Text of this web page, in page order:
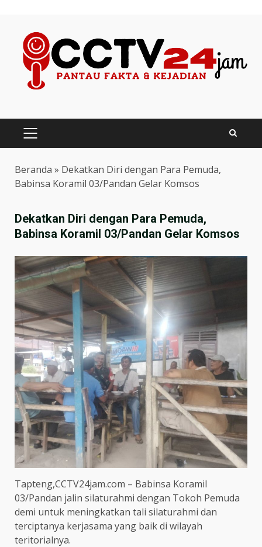
content
PRIMARY
MENU
Beranda » Dekatkan Diri dengan Para Pemuda,
Babinsa Koramil 03/Pandan Gelar Komsos
Dekatkan Diri dengan Para Pemuda,
Babinsa Koramil 03/Pandan Gelar Komsos
Tapteng,CCTV24jam.com – Babinsa Koramil
03/Pandan jalin silaturahmi dengan Tokoh Pemuda
demi untuk meningkatkan tali silaturahmi dan
terciptanya kerjasama yang baik di wilayah
teritorialnya.